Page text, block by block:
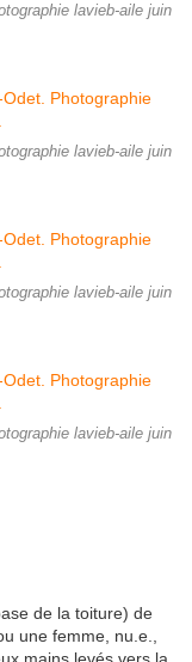
lavieb-aile juin
lavieb-aile juin
lavieb-aile juin
lavieb-aile juin
de la toiture) de
une femme, nu.e.,